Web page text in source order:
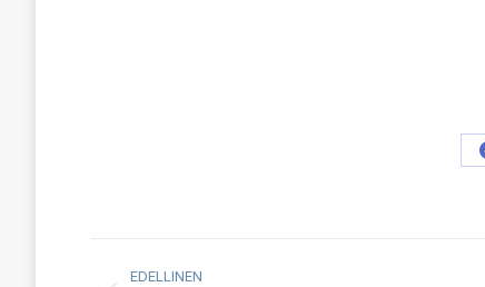
Post
EDELLINEN